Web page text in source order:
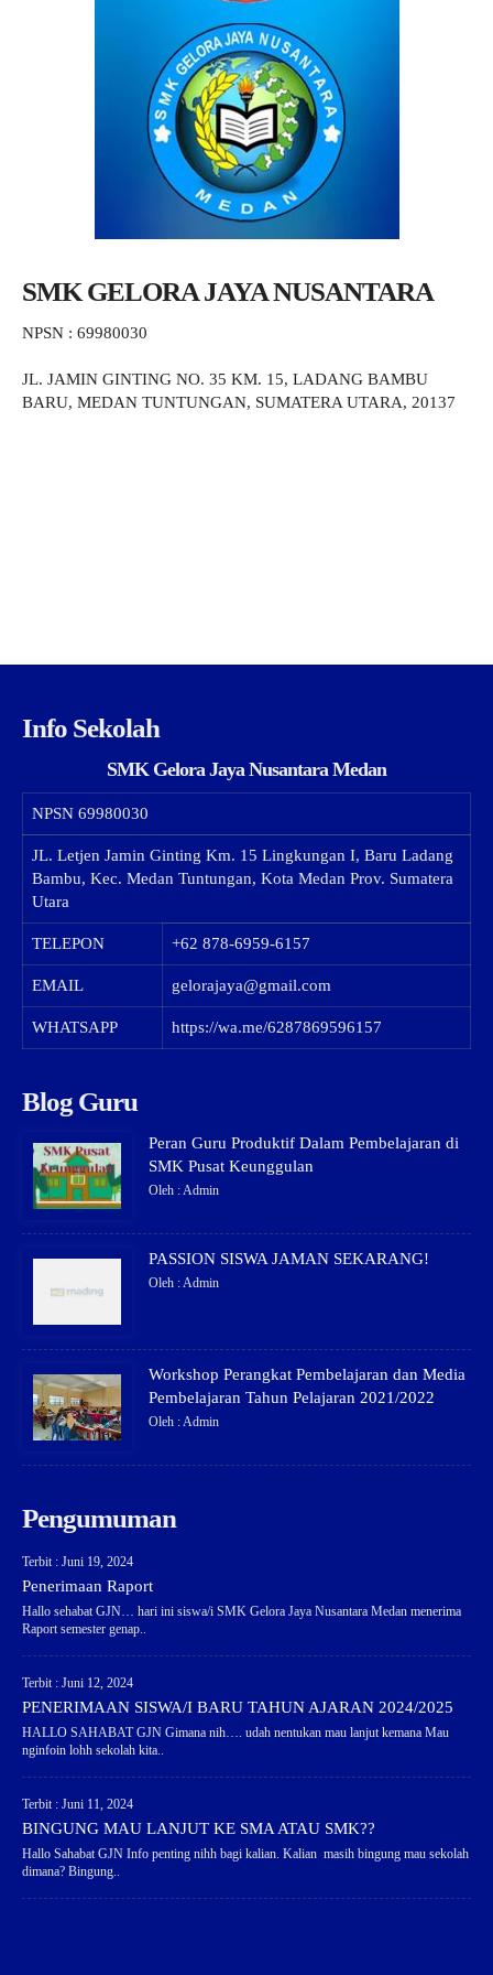
SMK GELORA JAYA NUSANTARA
NPSN : 69980030
JL. JAMIN GINTING NO. 35 KM. 15, LADANG BAMBU
BARU, MEDAN TUNTUNGAN, SUMATERA UTARA, 20137
Info Sekolah
SMK Gelora Jaya Nusantara Medan
NPSN 69980030
JL. Letjen Jamin Ginting Km. 15 Lingkungan I, Baru Ladang
Bambu, Kec. Medan Tuntungan, Kota Medan Prov. Sumatera
Utara
TELEPON +62 878-6959-6157
EMAIL gelorajaya@gmail.com
WHATSAPP https://wa.me/6287869596157
Blog Guru
Peran Guru Produktif Dalam Pembelajaran di
SMK Pusat Keunggulan
Oleh : Admin
PASSION SISWA JAMAN SEKARANG!
Oleh : Admin
Workshop Perangkat Pembelajaran dan Media
Pembelajaran Tahun Pelajaran 2021/2022
Oleh : Admin
Pengumuman
Terbit : Juni 19, 2024
Penerimaan Raport
Hallo sehabat GJN… hari ini siswa/i SMK Gelora Jaya Nusantara Medan menerima
Raport semester genap..
Terbit : Juni 12, 2024
PENERIMAAN SISWA/I BARU TAHUN AJARAN 2024/2025
HALLO SAHABAT GJN Gimana nih…. udah nentukan mau lanjut kemana Mau
nginfoin lohh sekolah kita..
Terbit : Juni 11, 2024
BINGUNG MAU LANJUT KE SMA ATAU SMK??
Hallo Sahabat GJN Info penting nihh bagi kalian. Kalian masih bingung mau sekolah
dimana? Bingung..